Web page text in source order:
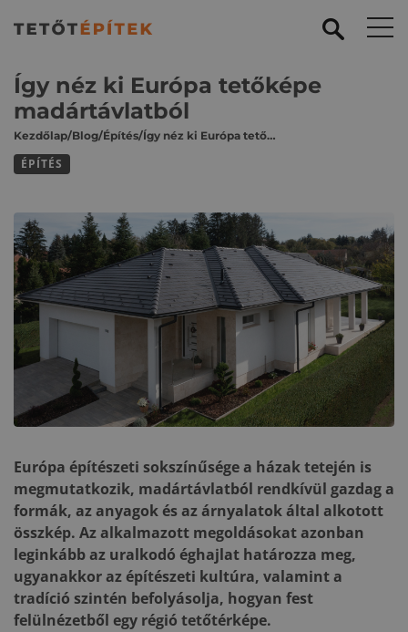
Így néz ki Európa tetőképe
madártávlatból
Kezdőlap/Blog/Építés/ Így néz ki Európa tetőképe madártávlatból
ÉPÍTÉS
Európa építészeti sokszínűsége a házak tetején is
megmutatkozik, madártávlatból rendkívül gazdag a
formák, az anyagok és az árnyalatok által alkotott
összkép. Az alkalmazott megoldásokat azonban
leginkább az uralkodó éghajlat határozza meg,
ugyanakkor az építészeti kultúra, valamint a
tradíció szintén befolyásolja, hogyan fest
felülnézetből egy régió tetőtérképe.